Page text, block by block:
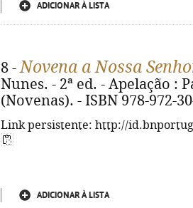
ADICIONAR À LISTA
8 -Novena a Nossa
Nunes. - 2ª ed. - Apelação :
(Novenas). - ISBN 978-972-
Link persistente: http://
ADICIONAR À LISTA